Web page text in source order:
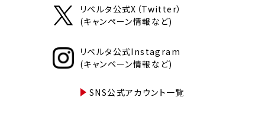
リベルタ公式X（Twitter）
(キャンペーン情報など)
リベルタ公式Instagram
(キャンペーン情報など)
SNS公式アカウント一覧